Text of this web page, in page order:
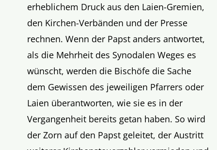
erheblichem Druck aus den Laien-Gremien,
den Kirchen-Verbänden und der Presse
rechnen. Wenn der Papst anders antwortet,
als die Mehrheit des Synodalen Weges es
wünscht, werden die Bischöfe die Sache
dem Gewissen des jeweiligen Pfarrers oder
Laien überantworten, wie sie es in der
Vergangenheit bereits getan haben. So wird
der Zorn auf den Papst geleitet, der Austritt